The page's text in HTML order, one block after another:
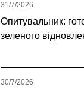
Опитувальник:
зеленого
31/7/2026
30/7/2026